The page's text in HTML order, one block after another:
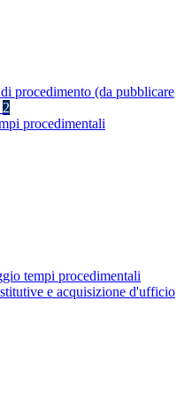
procedimento (da pubblicare
2
procedimentali
tempi procedimentali
e acquisizione d'ufficio